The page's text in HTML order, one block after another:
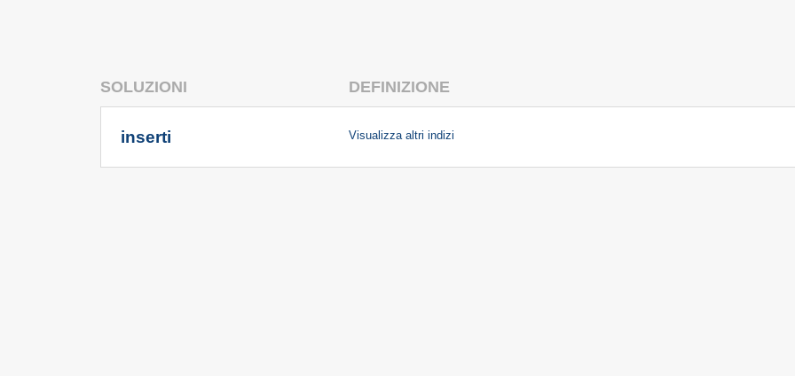
SOLUZIONI DEFINIZIONE
inserti Visualizza altri indizi